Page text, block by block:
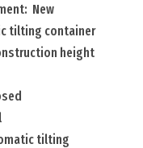
New
tilting container
height
tilting